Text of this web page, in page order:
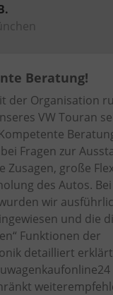
Beratung!
der Organisation
VW Touran
Fragen zur
Zusagen, große
des Autos.
wir
und die
Funktionen der
detailliert